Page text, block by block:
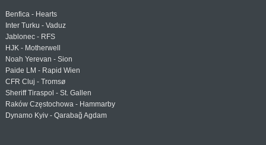
Benfica - Hearts
Inter Turku - Vaduz
Jablonec - RFS
HJK - Motherwell
Noah Yerevan - Sion
Paide LM - Rapid Wien
CFR Cluj - Tromsø
Sheriff Tiraspol - St. Gallen
Raków Częstochowa - Hammarby
Dynamo Kyiv - Qarabağ Agdam